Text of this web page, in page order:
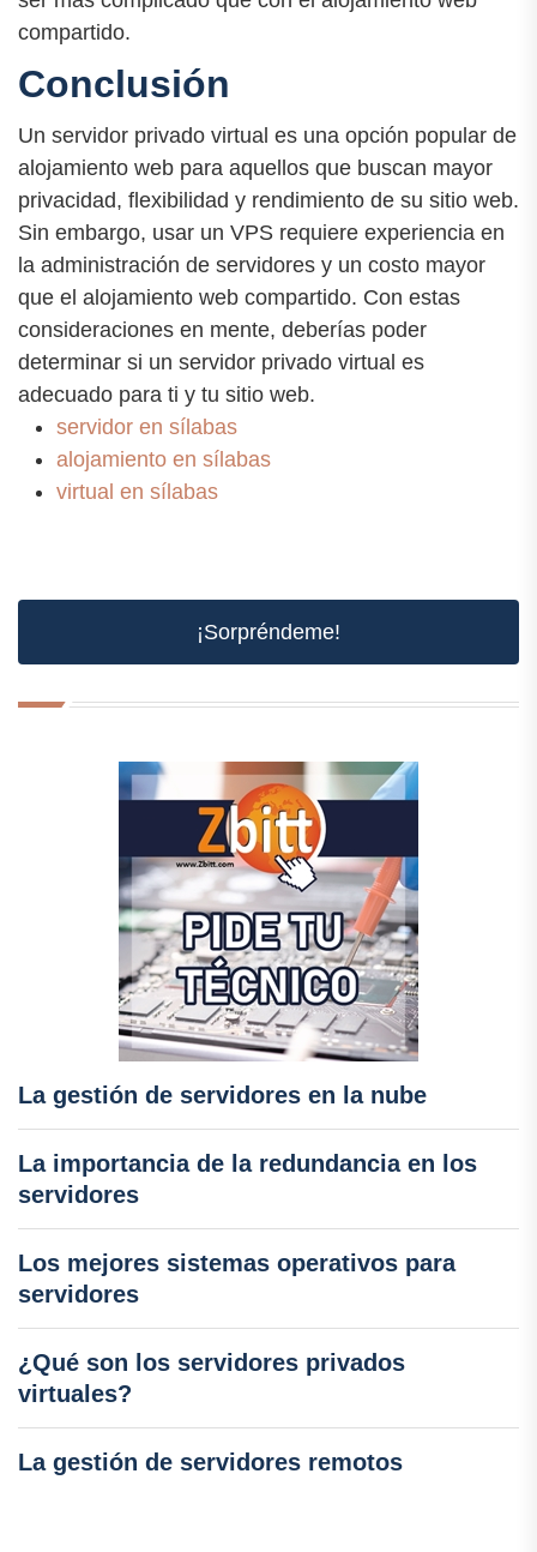
compartido.
Conclusión
Un servidor privado virtual es una opción popular de
alojamiento web para aquellos que buscan mayor
privacidad, flexibilidad y rendimiento de su sitio web.
Sin embargo, usar un VPS requiere experiencia en
la administración de servidores y un costo mayor
que el alojamiento web compartido. Con estas
consideraciones en mente, deberías poder
determinar si un servidor privado virtual es
adecuado para ti y tu sitio web.
servidor en sílabas
alojamiento en sílabas
virtual en sílabas
¡Sorpréndeme!
La gestión de servidores en la nube
La importancia de la redundancia en los
servidores
Los mejores sistemas operativos para
servidores
¿Qué son los servidores privados
virtuales?
La gestión de servidores remotos